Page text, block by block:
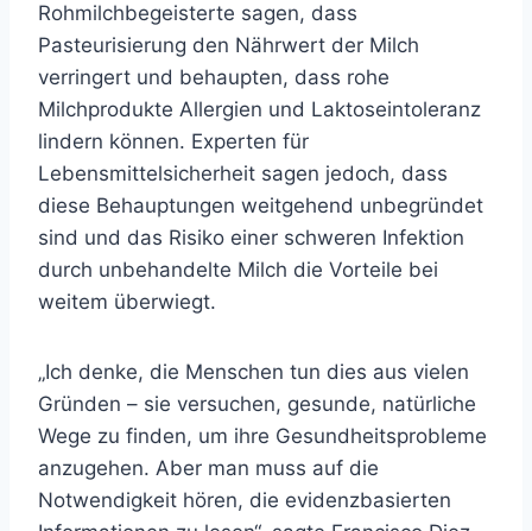
Rohmilchbegeisterte sagen, dass
Pasteurisierung den Nährwert der Milch
verringert und behaupten, dass rohe
Milchprodukte Allergien und Laktoseintoleranz
lindern können. Experten für
Lebensmittelsicherheit sagen jedoch, dass
diese Behauptungen weitgehend unbegründet
sind und das Risiko einer schweren Infektion
durch unbehandelte Milch die Vorteile bei
weitem überwiegt.
„Ich denke, die Menschen tun dies aus vielen
Gründen – sie versuchen, gesunde, natürliche
Wege zu finden, um ihre Gesundheitsprobleme
anzugehen. Aber man muss auf die
Notwendigkeit hören, die evidenzbasierten